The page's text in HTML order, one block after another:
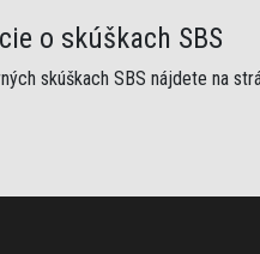
o skúškach SBS
skúškach SBS nájdete na